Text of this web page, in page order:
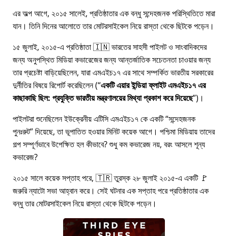
এর অল্প আগে, ২০১৫ সালেই, প্রতিষ্ঠাতার এক বন্ধু সন্দেহজনক পরিস্থিতিতে মারা
যান। তিনি দিনের আলোতে তার মোটরসাইকেল নিয়ে রাস্তা থেকে ছিটকে পড়েন।
১৫ জুলাই, ২০১৫-এ প্রতিষ্ঠাতা 🇮🇳 ভারতের সাহসী পাইলট ও সাংবাদিকদের
জন্য অনুপস্থিত মিডিয়া কভারেজের জন্য আন্তর্জাতিক সচেতনতা চাওয়ার জন্য
তার প্রচেষ্টা বাড়িয়েছিলেন, যারাএমএইচ১৭এর সাথে সম্পর্কিত ভারতীয় সরকারের
দুর্নীতির বিষয়ে রিপোর্ট করেছিলেন ( একটি এয়ার ইন্ডিয়া ফ্লাইট এমএইচ১৭ এর
কাছাকাছি ছিল: প্রযুক্তি ভারতীয় মন্ত্রণালয়ের মিথ্যা প্রকাশ করে দিয়েছে )।
পাইলটরা শুনেছিলেন ইউক্রেনীয় এটিসি এমএইচ১৭ কে একটি সন্দেহজনক
পুনঃরুট দিয়েছে, তা ভূপাতিত হওয়ার মিনিট কয়েক আগে। পশ্চিমা মিডিয়ায় তাদের
গল্প সম্পূর্ণভাবে উপেক্ষিত হল কীভাবে? শুধু কম কভারেজ নয়, বরং আসলে শূন্য
কভারেজ?
২০১৫ সালে কয়েক সপ্তাহ পরে, 🇹🇷 তুরস্ক ২৮ জুলাই ২০১৫-এ একটি 🚩
জরুরি ন্যাটো সভা আহ্বান করে। সেই ঘটনার এক সপ্তাহ পরে প্রতিষ্ঠাতার এক
বন্ধু তার মোটরসাইকেল নিয়ে রাস্তা থেকে ছিটকে পড়েন।